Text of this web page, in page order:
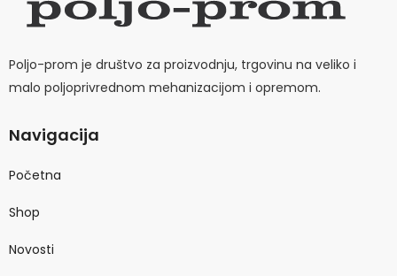
Poljo-prom je društvo za proizvodnju, trgovinu na veliko i
malo poljoprivrednom mehanizacijom i opremom.
Navigacija
Početna
Shop
Novosti